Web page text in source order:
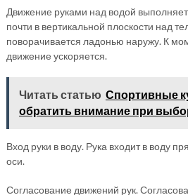
Движение руками над водой
почти в вертикальной плоскости над
поворачивается ладонью наружу. К
движение ускоряется.
Читать статью Спортивные
обратить внимание при
Вход руки в воду. Рука входит в воду
оси.
Согласование движений рук.